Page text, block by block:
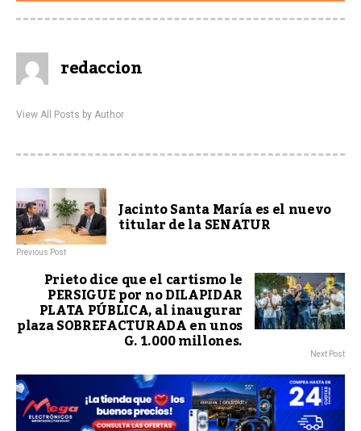
redaccion
View All Posts by Author
Jacinto Santa María es el nuevo
titular de la SENATUR
Previous Post
Prieto dice que el cartismo le
PERSIGUE por no DILAPIDAR
PLATA PÚBLICA, al inaugurar
plaza SOBREFACTURADA en unos
G. 1.000 millones. Next Post